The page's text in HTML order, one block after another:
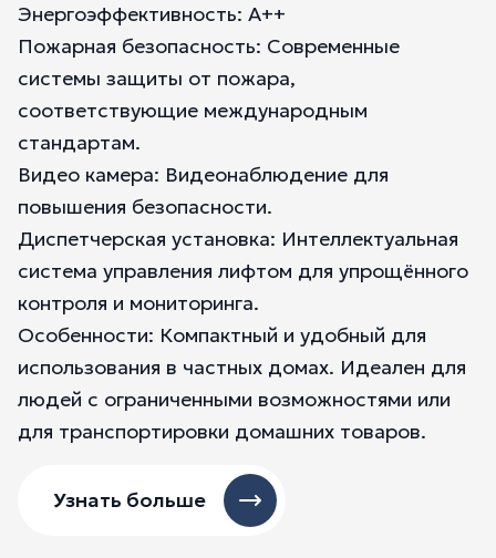
Энергоэффективность: А++
Пожарная безопасность: Современные
системы защиты от пожара,
соответствующие международным
стандартам.
Видео камера: Видеонаблюдение для
повышения безопасности.
Диспетчерская установка: Интеллектуальная
система управления лифтом для упрощённого
контроля и мониторинга.
Особенности: Компактный и удобный для
использования в частных домах. Идеален для
людей с ограниченными возможностями или
для транспортировки домашних товаров.
Узнать больше